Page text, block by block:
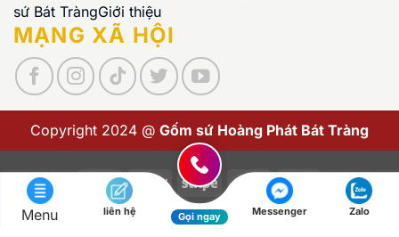
sứ Bát TràngGiới thiệu
MẠNG XÃ HỘI
Copyright 2024 @ Gốm sứ Hoàng Phát Bát Tràng
Visa PayPal Stripe MasterCardCash
Copyright 2026 © Gốm sứ Hoàng Phát Bát Tràng
Menu liên hệ Gọi ngay Messenger Zalo